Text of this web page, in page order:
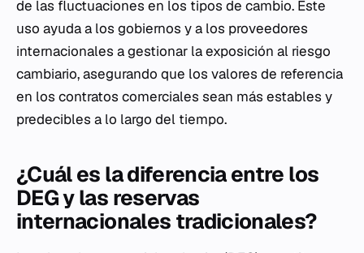
de las fluctuaciones en los tipos de cambio. Este
uso ayuda a los gobiernos y a los proveedores
internacionales a gestionar la exposición al riesgo
cambiario, asegurando que los valores de referencia
en los contratos comerciales sean más estables y
predecibles a lo largo del tiempo.
¿Cuál es la diferencia entre los
DEG y las reservas
internacionales tradicionales?